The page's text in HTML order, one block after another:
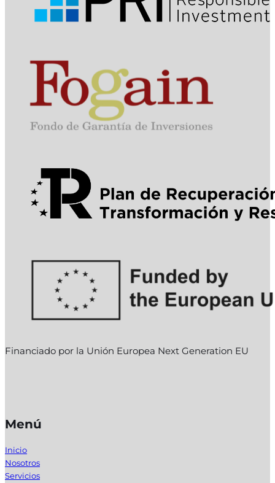
Financiado por la Unión Europea Next Generation EU
Menú
Inicio
Nosotros
Servicios